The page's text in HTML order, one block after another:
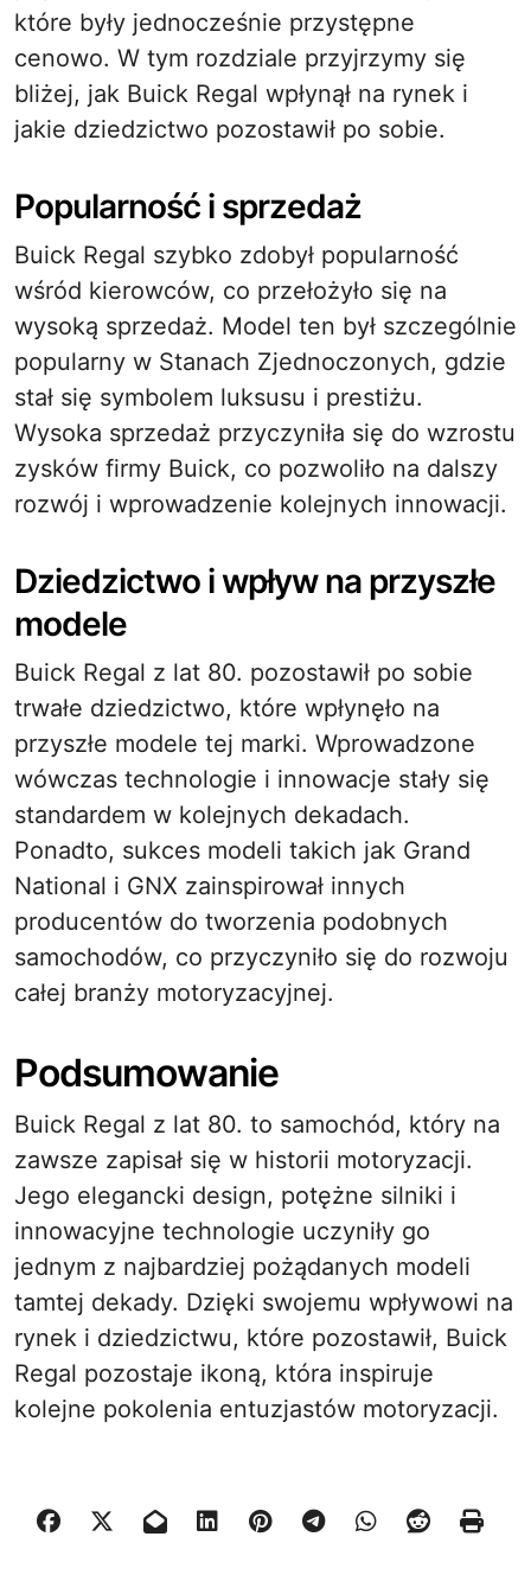
które były jednocześnie przystępne
cenowo. W tym rozdziale przyjrzymy się
bliżej, jak Buick Regal wpłynął na rynek i
jakie dziedzictwo pozostawił po sobie.
Popularność i sprzedaż
Buick Regal szybko zdobył popularność
wśród kierowców, co przełożyło się na
wysoką sprzedaż. Model ten był szczególnie
popularny w Stanach Zjednoczonych, gdzie
stał się symbolem luksusu i prestiżu.
Wysoka sprzedaż przyczyniła się do wzrostu
zysków firmy Buick, co pozwoliło na dalszy
rozwój i wprowadzenie kolejnych innowacji.
Dziedzictwo i wpływ na przyszłe
modele
Buick Regal z lat 80. pozostawił po sobie
trwałe dziedzictwo, które wpłynęło na
przyszłe modele tej marki. Wprowadzone
wówczas technologie i innowacje stały się
standardem w kolejnych dekadach.
Ponadto, sukces modeli takich jak Grand
National i GNX zainspirował innych
producentów do tworzenia podobnych
samochodów, co przyczyniło się do rozwoju
całej branży motoryzacyjnej.
Podsumowanie
Buick Regal z lat 80. to samochód, który na
zawsze zapisał się w historii motoryzacji.
Jego elegancki design, potężne silniki i
innowacyjne technologie uczyniły go
jednym z najbardziej pożądanych modeli
tamtej dekady. Dzięki swojemu wpływowi na
rynek i dziedzictwu, które pozostawił, Buick
Regal pozostaje ikoną, która inspiruje
kolejne pokolenia entuzjastów motoryzacji.